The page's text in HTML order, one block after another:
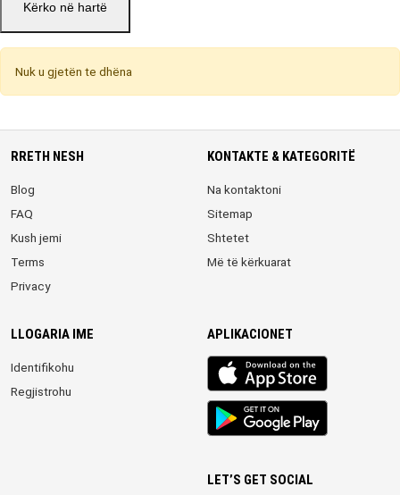
Kërko në hartë
Nuk u gjetën te dhëna
RRETH NESH
Blog
FAQ
Kush jemi
Terms
Privacy
KONTAKTE & KATEGORITË
Na kontaktoni
Sitemap
Shtetet
Më të kërkuarat
LLOGARIA IME
Identifikohu
Regjistrohu
APLIKACIONET
iOS
app
Android
App
LET’S GET SOCIAL